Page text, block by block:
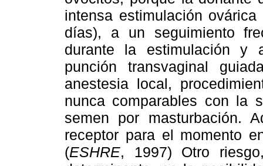
intensa estimulación
días), a un seguimiento
durante la estimulación y
punción transvaginal
anestesia local,
nunca comparables con la
semen por masturbación.
receptor para el momento
(ESHRE, 1997) Otro